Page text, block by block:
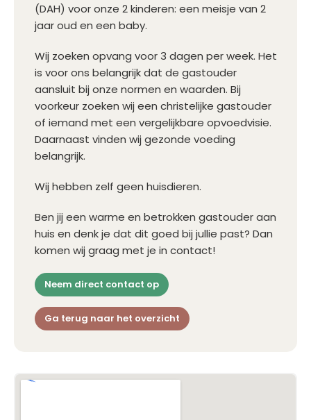
(DAH) voor onze 2 kinderen: een meisje van 2
jaar oud en een baby.
Wij zoeken opvang voor 3 dagen per week. Het
is voor ons belangrijk dat de gastouder
aansluit bij onze normen en waarden. Bij
voorkeur zoeken wij een christelijke gastouder
of iemand met een vergelijkbare opvoedvisie.
Daarnaast vinden wij gezonde voeding
belangrijk.
Wij hebben zelf geen huisdieren.
Ben jij een warme en betrokken gastouder aan
huis en denk je dat dit goed bij jullie past? Dan
komen wij graag met je in contact!
Neem direct contact op
Ga terug naar het overzicht